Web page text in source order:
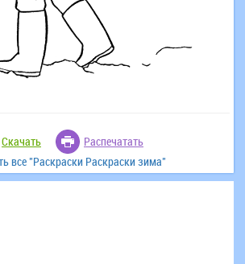
Скачать
Распечатать
все "Раскраски Раскраски зима"